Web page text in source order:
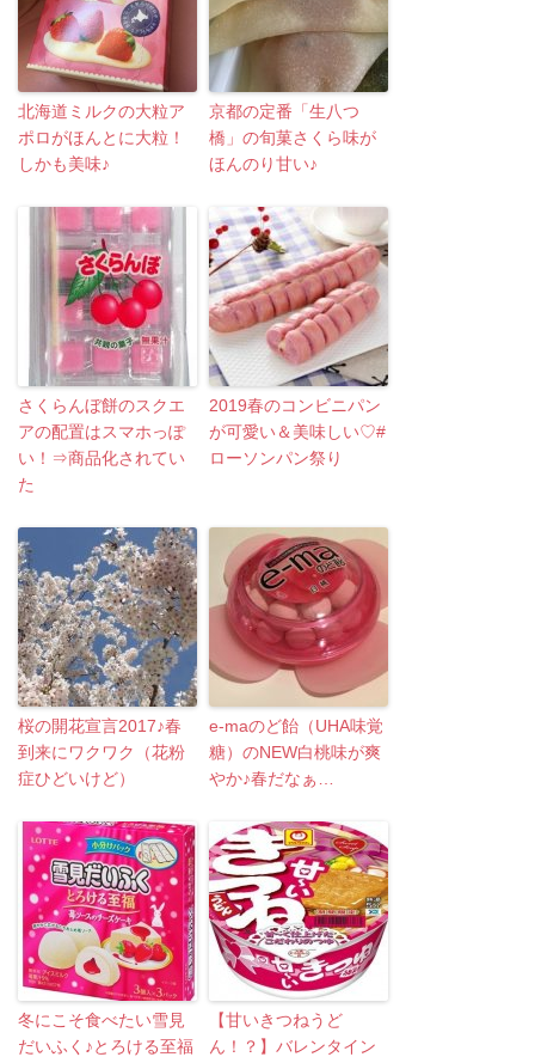
北海道ミルクの大粒ア
ポロがほんとに大粒！
しかも美味♪
京都の定番「生八つ
橋」の旬菓さくら味が
ほんのり甘い♪
さくらんぼ餅のスクエ
アの配置はスマホっぽ
い！⇒商品化されてい
た
2019春のコンビニパン
が可愛い＆美味しい♡#
ローソンパン祭り
桜の開花宣言2017♪春
到来にワクワク（花粉
症ひどいけど）
e-maのど飴（UHA味覚
糖）のNEW白桃味が爽
やか♪春だなぁ…
冬にこそ食べたい雪見
だいふく♪とろける至福
【甘いきつねうど
ん！？】バレンタイン